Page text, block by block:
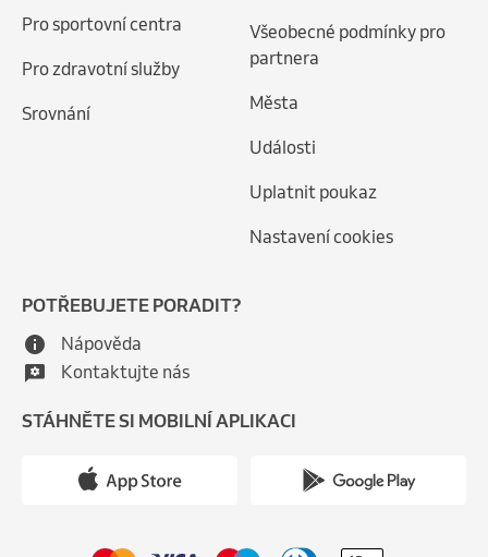
Pro sportovní centra
Pro zdravotní služby
Srovnání
Všeobecné podmínky pro
partnera
Města
Události
Uplatnit poukaz
Nastavení cookies
POTŘEBUJETE PORADIT?
Nápověda
Kontaktujte nás
STÁHNĚTE SI MOBILNÍ APLIKACI